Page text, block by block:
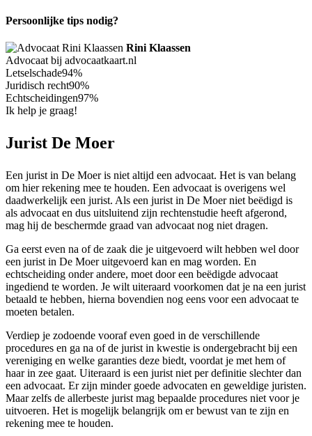
Persoonlijke tips nodig?
Rini Klaassen
Advocaat bij advocaatkaart.nl
Letselschade94%
Juridisch recht90%
Echtscheidingen97%
Ik help je graag!
Jurist De Moer
Een jurist in De Moer is niet altijd een advocaat. Het is van belang
om hier rekening mee te houden. Een advocaat is overigens wel
daadwerkelijk een jurist. Als een jurist in De Moer niet beëdigd is
als advocaat en dus uitsluitend zijn rechtenstudie heeft afgerond,
mag hij de beschermde graad van advocaat nog niet dragen.
Ga eerst even na of de zaak die je uitgevoerd wilt hebben wel door
een jurist in De Moer uitgevoerd kan en mag worden. En
echtscheiding onder andere, moet door een beëdigde advocaat
ingediend te worden. Je wilt uiteraard voorkomen dat je na een jurist
betaald te hebben, hierna bovendien nog eens voor een advocaat te
moeten betalen.
Verdiep je zodoende vooraf even goed in de verschillende
procedures en ga na of de jurist in kwestie is ondergebracht bij een
vereniging en welke garanties deze biedt, voordat je met hem of
haar in zee gaat. Uiteraard is een jurist niet per definitie slechter dan
een advocaat. Er zijn minder goede advocaten en geweldige juristen.
Maar zelfs de allerbeste jurist mag bepaalde procedures niet voor je
uitvoeren. Het is mogelijk belangrijk om er bewust van te zijn en
rekening mee te houden.